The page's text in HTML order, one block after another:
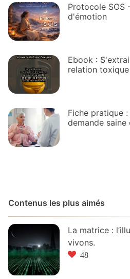
Protocole SOS
d'émotion
Ebook :
relation toxique
Fiche pratique
demande saine
Contenus les plus aimés
La matrice :
vivons.
48